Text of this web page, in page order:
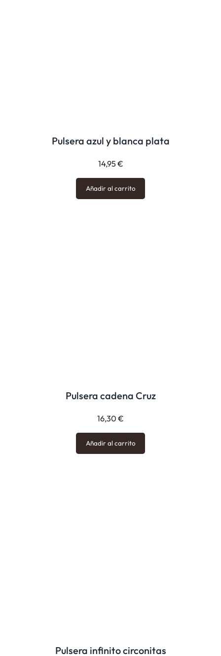
Pulsera azul y blanca plata
14,95€
Añadir al carrito
Pulsera cadena Cruz
16,30 €
Añadir al carrito
Pulsera infinito circonitas